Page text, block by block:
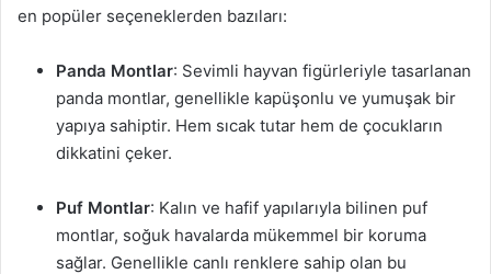
en popüler seçeneklerden bazıları:
Panda Montlar: Sevimli hayvan figürleriyle tasarlanan
panda montlar, genellikle kapüşonlu ve yumuşak bir
yapıya sahiptir. Hem sıcak tutar hem de çocukların
dikkatini çeker.
Puf Montlar: Kalın ve hafif yapılarıyla bilinen puf
montlar, soğuk havalarda mükemmel bir koruma
sağlar. Genellikle canlı renklere sahip olan bu